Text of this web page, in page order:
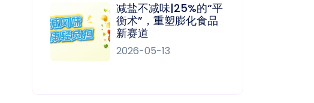
减盐不减味|25%的“平
衡术”，重塑膨化食品
新赛道
2026-05-13